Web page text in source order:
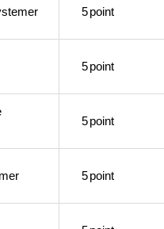
5point
5point
5point
5point